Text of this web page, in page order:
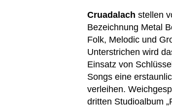
Cruadalach stellen
Bezeichnung Metal
Folk, Melodic und
Unterstrichen wird
Einsatz von
Songs eine
verleihen.
dritten Studioalbum